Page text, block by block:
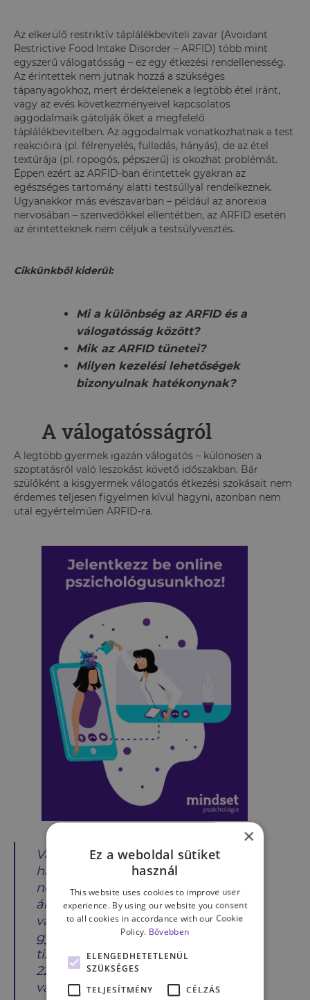
Az elkerülő restriktív táplálékbeviteli zavar (Avoidant
Restrictive Food Intake Disorder – ARFID) több mint
egyszerű válogatósság – ez egy étkezési rendellenesség.
Az érintettek nem jutnak hozzá a szükséges
tápanyagokhoz, mert érdektelenek a legtöbb étel iránt,
vagy az evés következményeivel kapcsolatos
aggodalmaik gátolják őket a megfelelő
táplálékbevitelben. Az aggodalmak vonatkozhatnak a test
reakcióira (pl. félrenyelés, fulladás, hányás), de az étel
textúrája (pl. ropogós, pépszerű) is okozhat problémát.
Éppen ezért az ARFID-ban érintettek gyakran az
egészséges tartomány alatti testsúllyal rendelkeznek.
Ugyanakkor más evészavarban – például az anorexia
nervosában – szenvedőkkel ellentétben, az ARFID esetén
az érintetteknek nem céljuk a testsúlyvesztés.
Cikkünkből kiderül:
Mi a különbség az ARFID és a
válogatósság között?
Mik az ARFID tünetei?
Milyen kezelési lehetőségek
bizonyulnak hatékonynak?
A válogatósságról
A legtöbb gyermek igazán válogatós – különösen a
szoptatásról való leszokást követő időszakban. Bár
szülőként a kisgyermek válogatós étkezési szokásait nem
érdemes teljesen figyelmen kívül hagyni, azonban nem
utal egyértelműen ARFID-ra.
Válogatósságról akkor beszélünk,
ha valaki sok ételt kerül, mert
nem szereti annak ízét, illatát,
állagát vagy megjelenését. A
válogatós étkezés igen gyakori
gyermekkorban: a három és
tizenegy év közötti gyermekek 13-
22%-a a világ minden táján
válogatósnak számít.
×
Ez a weboldal sütiket
használ
This website uses cookies to improve user
experience. By using our website you consent
to all cookies in accordance with our Cookie
Policy. Bővebben
ELENGEDHETETLENÜL
SZÜKSÉGES
TELJESÍTMÉNY
CÉLZÁS